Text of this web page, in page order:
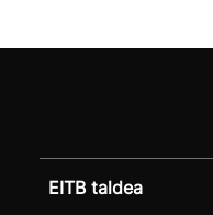
EITB taldea